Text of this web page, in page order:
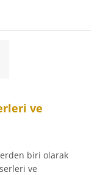
ve
biri olarak
ve